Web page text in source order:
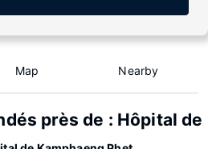
Map Nearby
près de : Hôpital de